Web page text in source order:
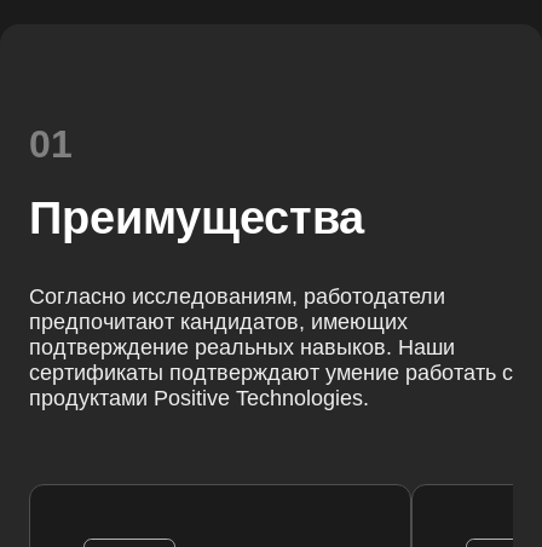
01
Преимущества
Согласно исследованиям, работодатели
предпочитают кандидатов, имеющих
подтверждение реальных навыков. Наши
сертификаты подтверждают умение работать с
продуктами Positive Technologies.